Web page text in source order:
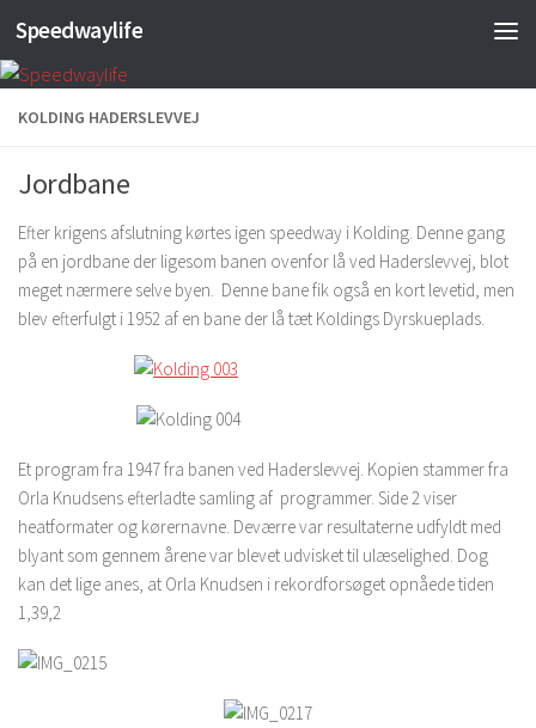
Skip to content
Speedwaylife
KOLDING HADERSLEVVEJ
Jordbane
Efter krigens afslutning kørtes igen speedway i Kolding. Denne gang
på en jordbane der ligesom banen ovenfor lå ved Haderslevvej, blot
meget nærmere selve byen. Denne bane fik også en kort levetid, men
blev efterfulgt i 1952 af en bane der lå tæt Koldings Dyrskueplads.
Et program fra 1947 fra banen ved Haderslevvej. Kopien stammer fra
Orla Knudsens efterladte samling af programmer. Side 2 viser
heatformater og kørernavne. Deværre var resultaterne udfyldt med
blyant som gennem årene var blevet udvisket til ulæselighed. Dog
kan det lige anes, at Orla Knudsen i rekordforsøget opnåede tiden
1,39,2